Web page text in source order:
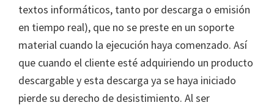
textos informáticos, tanto por descarga o emisión
en tiempo real), que no se preste en un soporte
material cuando la ejecución haya comenzado. Así
que cuando el cliente esté adquiriendo un producto
descargable y esta descarga ya se haya iniciado
pierde su derecho de desistimiento. Al ser